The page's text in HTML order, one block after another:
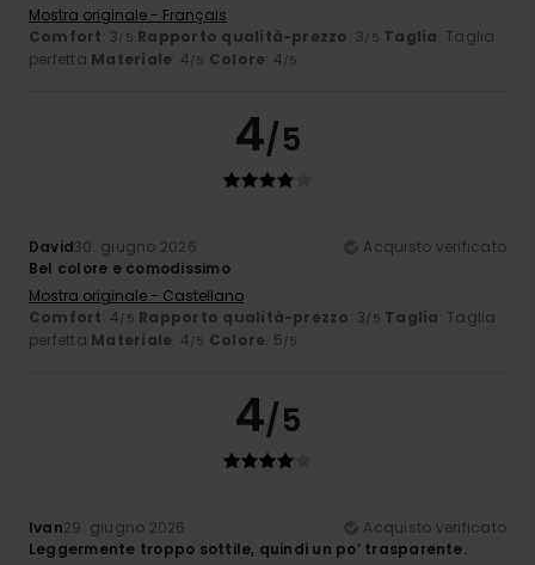
Mostra originale - Français
Comfort: 3/5 Rapporto qualità-prezzo: 3/5 Taglia: Taglia
perfetta Materiale: 4/5 Colore: 4/5
4/5
David30. giugno 2026
Acquisto verificato
Bel colore e comodissimo
Mostra originale - Castellano
Comfort: 4/5 Rapporto qualità-prezzo: 3/5 Taglia: Taglia
perfetta Materiale: 4/5 Colore: 5/5
4/5
Ivan29. giugno 2026
Acquisto verificato
Leggermente troppo sottile, quindi un po’ trasparente.